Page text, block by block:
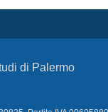
di Palermo